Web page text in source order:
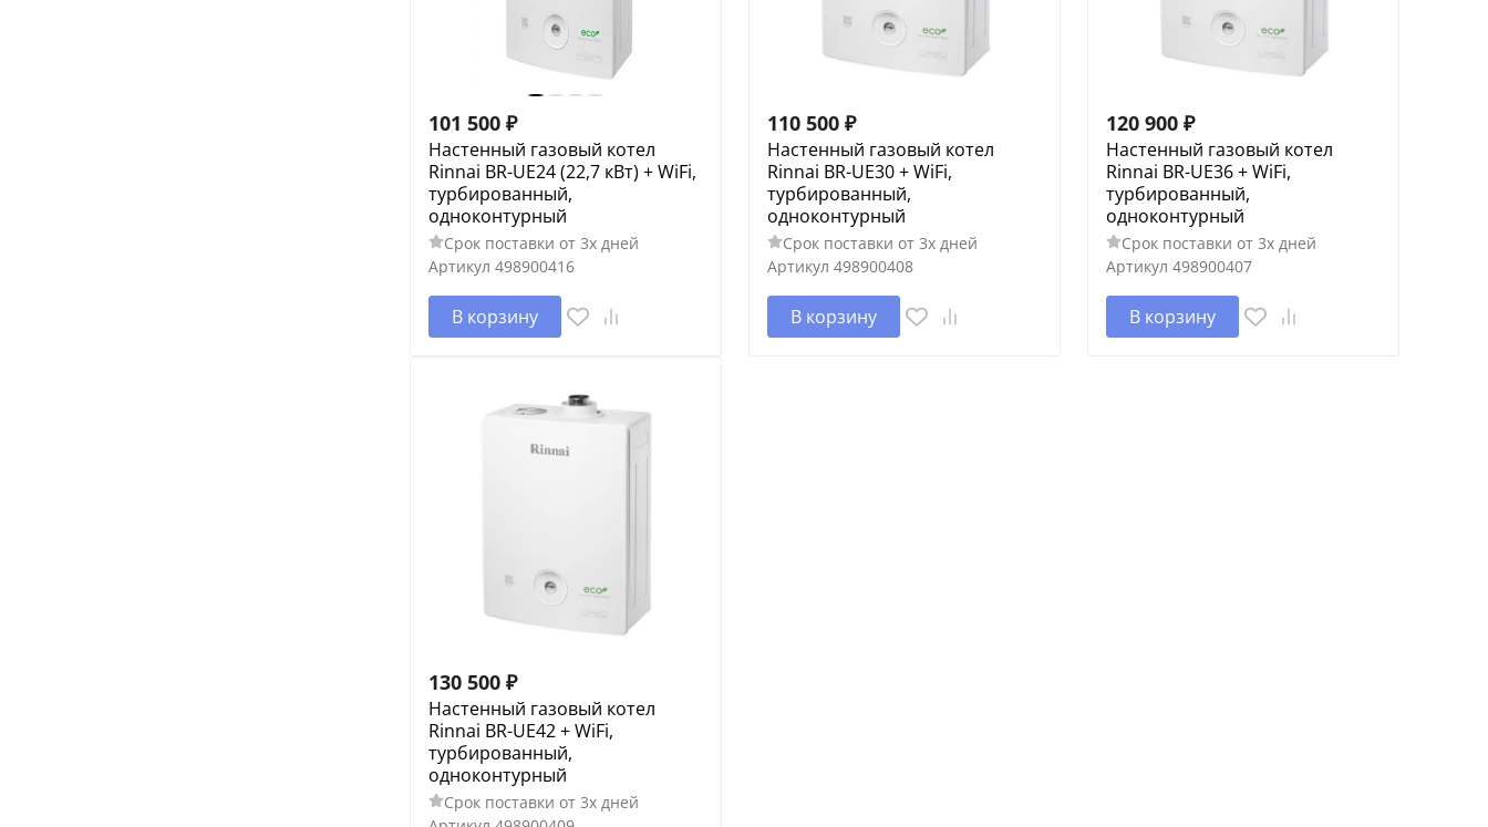
101 500 ₽
Настенный газовый котел
Rinnai BR-UE24 (22,7 кВт) + WiFi,
турбированный,
одноконтурный
Срок поставки от 3х дней
Артикул 498900416
В корзину
110 500 ₽
Настенный газовый котел
Rinnai BR-UE30 + WiFi,
турбированный,
одноконтурный
Срок поставки от 3х дней
Артикул 498900408
В корзину
120 900 ₽
Настенный газовый котел
Rinnai BR-UE36 + WiFi,
турбированный,
одноконтурный
Срок поставки от 3х дней
Артикул 498900407
В корзину
130 500 ₽
Настенный газовый котел
Rinnai BR-UE42 + WiFi,
турбированный,
одноконтурный
Срок поставки от 3х дней